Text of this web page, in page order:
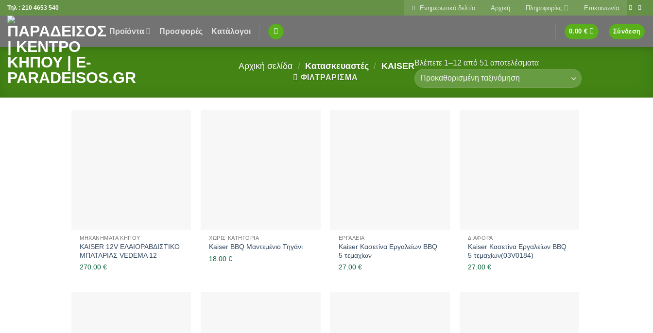
Μετάβαση
στο
περιεχόμενο
Τηλ : 210 4653 540 Ενημερωτικό δελτίο Αρχική Πληροφορίες Επικοινωνία
Προϊόντα Προσφορές Κατάλογοι 0.00 € Σύνδεση
Αρχική σελίδα / Κατασκευαστές / KAISER
ΦΙΛΤΡΆΡΙΣΜΑ
Βλέπετε 1–12 από 51 αποτελέσματα
ΜΗΧΑΝΉΜΑΤΑ ΚΉΠΟΥ
KAISER 12V ΕΛΑΙΟΡΑΒΔΙΣΤΙΚΟ
ΜΠΑΤΑΡΙΑΣ VEDEMA 12
270.00€
ΧΩΡΊΣ ΚΑΤΗΓΟΡΊΑ
Kaiser BBQ Μαντεμένιο Τηγάνι
18.00€
ΕΡΓΑΛΕΊΑ
Kaiser Κασετίνα Εργαλείων BBQ
5 τεμαχίων
27.00 €
ΔΙΆΦΟΡΑ
Kaiser Κασετίνα Εργαλείων BBQ
5 τεμαχίων(03V0184)
27.00 €